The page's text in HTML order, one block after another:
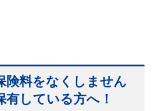
険料をなくしません
有している方へ！